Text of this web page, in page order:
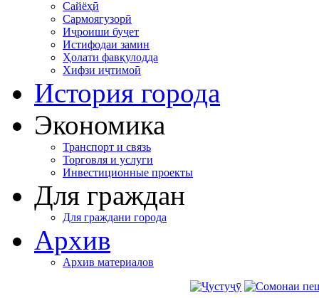
Сайёҳӣ
Сармоягузорӣ
Иҷроиши буҷет
Истифодаи замин
Ҳолати фавқулодда
Хифзи иҷтимоӣ
История города
Экономика
Транспорт и связь
Торговля и услуги
Инвестиционные проекты
Для граждан
Для граждани города
Архив
Архив материалов